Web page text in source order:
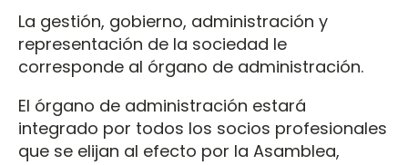
La gestión, gobierno, administración y
representación de la sociedad le
corresponde al órgano de administración.
El órgano de administración estará
integrado por todos los socios profesionales
que se elijan al efecto por la Asamblea,